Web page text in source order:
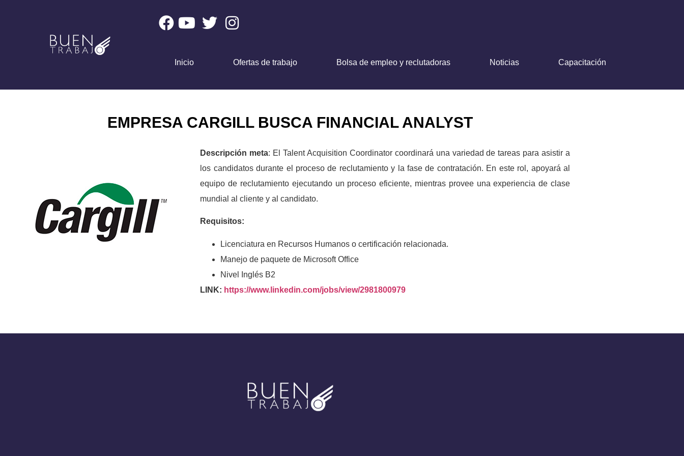
Inicio Ofertas de trabajo Bolsa de empleo y reclutadoras Noticias Capacitación
EMPRESA CARGILL BUSCA FINANCIAL ANALYST
Descripción meta: El Talent Acquisition Coordinator coordinará una variedad de tareas para asistir a
los candidatos durante el proceso de reclutamiento y la fase de contratación. En este rol, apoyará al
equipo de reclutamiento ejecutando un proceso eficiente, mientras provee una experiencia de clase
mundial al cliente y al candidato.
Requisitos:
Licenciatura en Recursos Humanos o certificación relacionada.
Manejo de paquete de Microsoft Office
Nivel Inglés B2
LINK: https://www.linkedin.com/jobs/view/2981800979